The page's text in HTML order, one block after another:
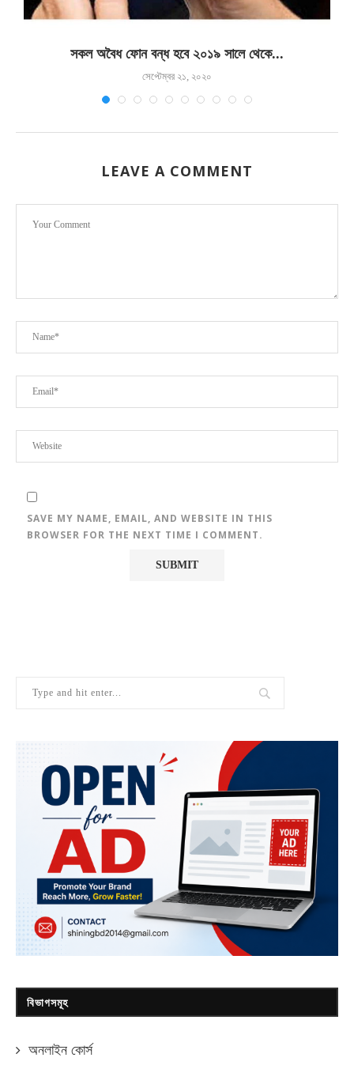
সকল অবৈধ ফোন বন্ধ হবে ২০১৯ সালে থেকে...
সেপ্টেম্বর ২১, ২০২০
LEAVE A COMMENT
SAVE MY NAME, EMAIL, AND WEBSITE IN THIS
BROWSER FOR THE NEXT TIME I COMMENT.
বিভাগসমূহ
অনলাইন কোর্স